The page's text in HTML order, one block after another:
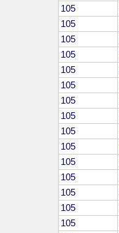
105
105
105
105
105
105
105
105
105
105
105
105
105
105
105